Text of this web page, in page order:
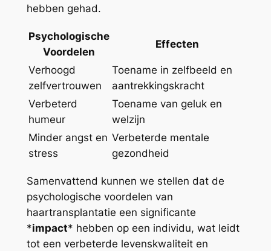
hebben gehad.
Psychologische
Voordelen
Effecten
Verhoogd
zelfvertrouwen
Toename in zelfbeeld en
aantrekkingskracht
Verbeterd
humeur
Toename van geluk en
welzijn
Minder angst en
stress
Verbeterde mentale
gezondheid
Samenvattend kunnen we stellen dat de
psychologische voordelen van
haartransplantatie een significante
*impact* hebben op een individu, wat leidt
tot een verbeterde levenskwaliteit en